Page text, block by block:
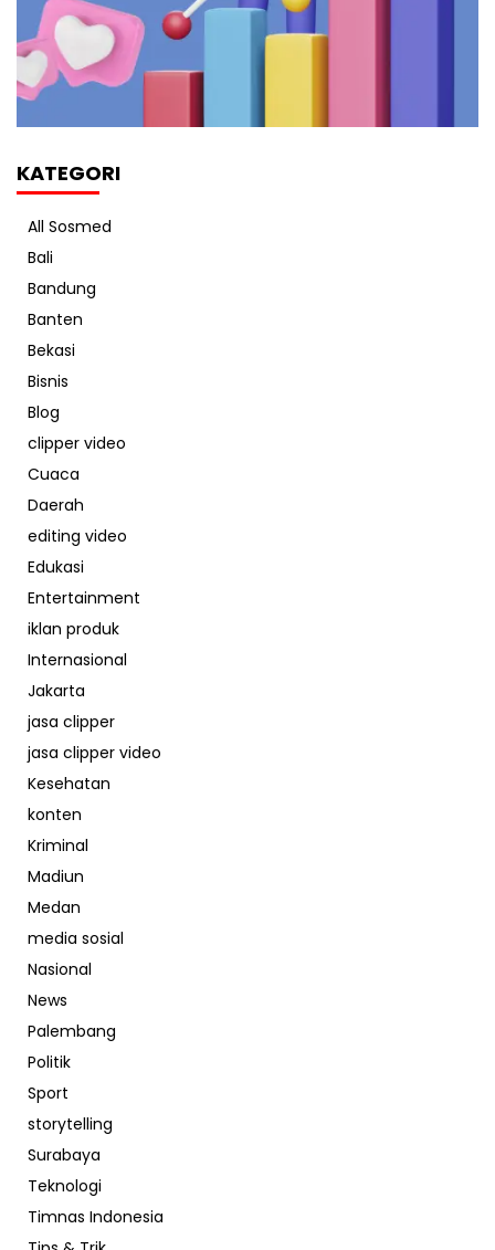
KATEGORI
All Sosmed
Bali
Bandung
Banten
Bekasi
Bisnis
Blog
clipper video
Cuaca
Daerah
editing video
Edukasi
Entertainment
iklan produk
Internasional
Jakarta
jasa clipper
jasa clipper video
Kesehatan
konten
Kriminal
Madiun
Medan
media sosial
Nasional
News
Palembang
Politik
Sport
storytelling
Surabaya
Teknologi
Timnas Indonesia